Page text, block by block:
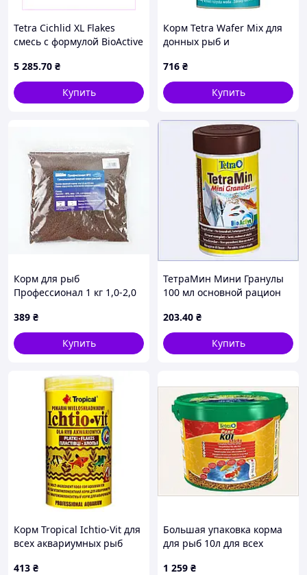
Tetra Cichlid XL Flakes
смесь с формулой BioActive
5 285.70 ₴
Купить
Корм Tetra Wafer Mix для
донных рыб и
119 г 250 мл
716 ₴
Купить
Корм для рыб
Профессионал 1 кг 1,0-2,0
389 ₴
Купить
ТетраМин Мини Гранулы
100 мл основной рацион
878946A8P
203.40 ₴
Купить
Корм Tropical Ichtio-Vit для
всех аквариумных рыб
413 ₴
Большая упаковка корма
для рыб 10л для всех
1 259 ₴